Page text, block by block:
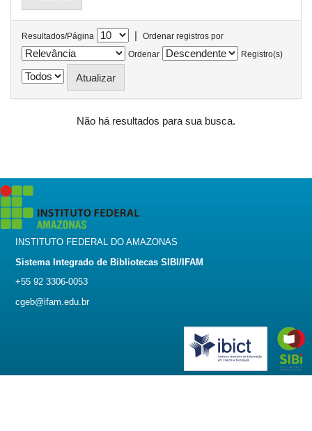
Resultados/Página |
Ordenar registros por
Ordenar
Registro(s)
Não há resultados para sua busca.
INSTITUTO FEDERAL DO AMAZONAS
Sistema Integrado de Bibliotecas SIBI/IFAM
+55 92 3306-0053
cgeb@ifam.edu.br